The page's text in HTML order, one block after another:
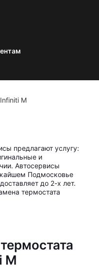
M
предлагают услугу:
и
Автосервисы
Подмосковье
до 2-х лет.
термостата
M